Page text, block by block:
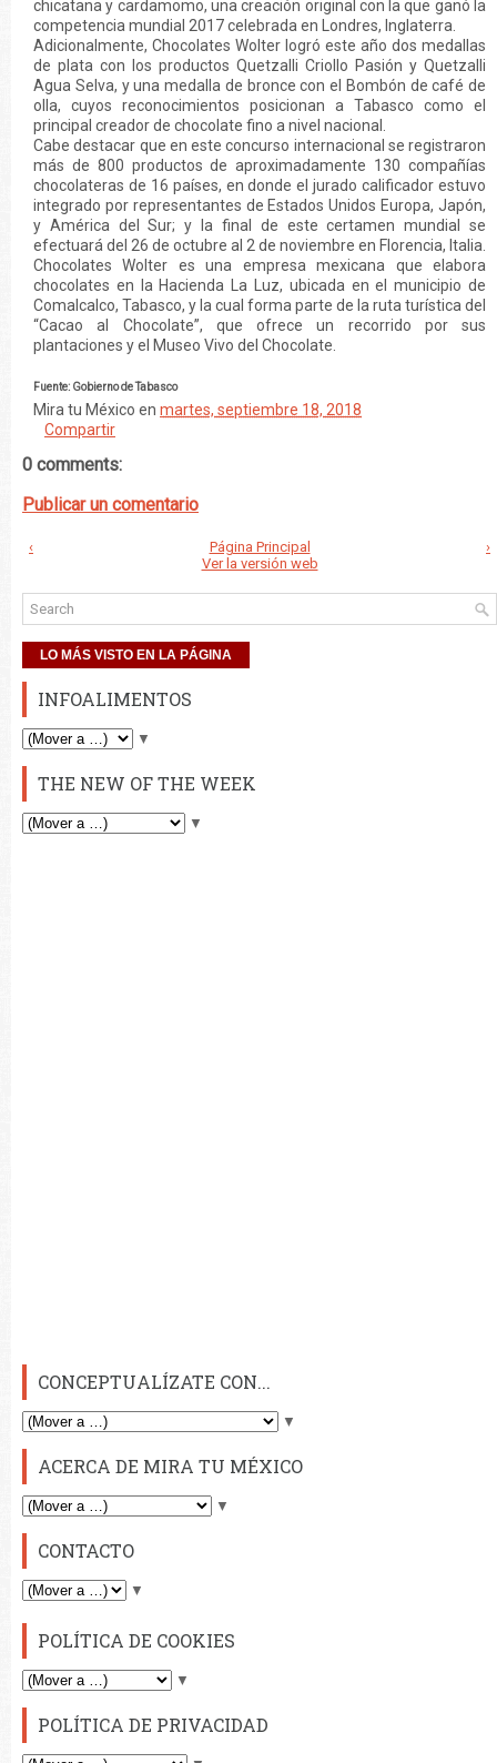
chicatana y cardamomo, una creación original con la que ganó la
competencia mundial 2017 celebrada en Londres, Inglaterra.
Adicionalmente, Chocolates Wolter logró este año dos medallas
de plata con los productos Quetzalli Criollo Pasión y Quetzalli
Agua Selva, y una medalla de bronce con el Bombón de café de
olla, cuyos reconocimientos posicionan a Tabasco como el
principal creador de chocolate fino a nivel nacional.
Cabe destacar que en este concurso internacional se registraron
más de 800 productos de aproximadamente 130 compañías
chocolateras de 16 países, en donde el jurado calificador estuvo
integrado por representantes de Estados Unidos Europa, Japón,
y América del Sur; y la final de este certamen mundial se
efectuará del 26 de octubre al 2 de noviembre en Florencia, Italia.
Chocolates Wolter es una empresa mexicana que elabora
chocolates en la Hacienda La Luz, ubicada en el municipio de
Comalcalco, Tabasco, y la cual forma parte de la ruta turística del
“Cacao al Chocolate”, que ofrece un recorrido por sus
plantaciones y el Museo Vivo del Chocolate.
Fuente: Gobierno de Tabasco
Mira tu México en martes, septiembre 18, 2018
Compartir
0 comments:
Publicar un comentario
‹ ›
Página Principal
Ver la versión web
LO MÁS VISTO EN LA PÁGINA
INFOALIMENTOS
▼
THE NEW OF THE WEEK
▼
CONCEPTUALÍZATE CON...
▼
ACERCA DE MIRA TU MÉXICO
▼
CONTACTO
▼
POLÍTICA DE COOKIES
▼
POLÍTICA DE PRIVACIDAD